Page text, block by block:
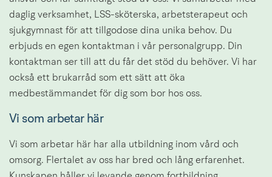
daglig verksamhet, LSS-sköterska, arbetsterapeut och
sjukgymnast för att tillgodose dina unika behov. Du
erbjuds en egen kontaktman i vår personalgrupp. Din
kontaktman ser till att du får det stöd du behöver. Vi har
också ett brukarråd som ett sätt att öka
medbestämmandet för dig som bor hos oss.
Vi som arbetar här
Vi som arbetar här har alla utbildning inom vård och
omsorg. Flertalet av oss har bred och lång erfarenhet.